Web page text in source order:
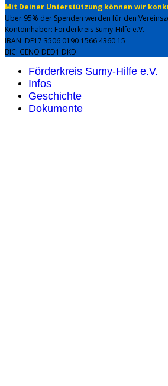
Mit Deiner Unterstützung können wir
Über 95% der Spenden werden für den
Kontoinhaber: Förderkreis Sumy-Hilfe e.V.
IBAN: DE17 3506 0190 1566 4360 15
BIC: GENO DED1 DKD
Förderkreis Sumy-Hilfe e.V.
Infos
Geschichte
Dokumente